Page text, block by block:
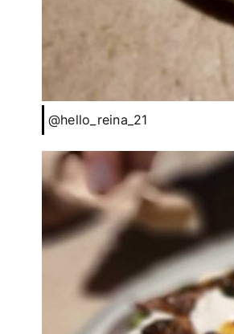
@hello_reina_21